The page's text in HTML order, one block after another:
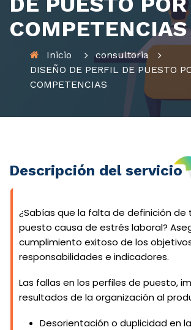
COMPETENCIAS
Inicio
consultoria
DISEÑO DE PERFIL DE PUESTO
COMPETENCIAS
Descripción del servicio
¿Sabías que la falta de definición de
puesto causa de estrés laboral?
cumplimiento exitoso de los
responsabilidades e indicadores.
Las fallas en los perfiles de puesto,
resultados de la organización al
Desorientación o duplicidad en